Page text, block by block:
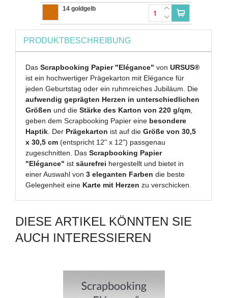
14 goldgelb
PRODUKTBESCHREIBUNG
Das Scrapbooking Papier "Elégance" vonURSUS®
ist ein hochwertiger Prägekarton mit Elégance für
jeden Geburtstag oder ein ruhmreiches Jubiläum. Die
aufwendig geprägten Herzen in unterschiedlichen
Größen und dieStärke des Karton von 220 g/qm
geben dem Scrapbooking Papier eine besondere
Haptik . Der Prägekarton ist auf dieGröße von 30,5
x 30,5 cm (entspricht 12" x 12") passgenau
zugeschnitten. DasScrapbooking Papier
"Elégance" istsäurefrei hergestellt und bietet in
einer Auswahl von3 eleganten Farben die beste
Gelegenheit eine Karte mit Herzen zu verschicken.
DIESE ARTIKEL KÖNNTEN SIE
AUCH INTERESSIEREN